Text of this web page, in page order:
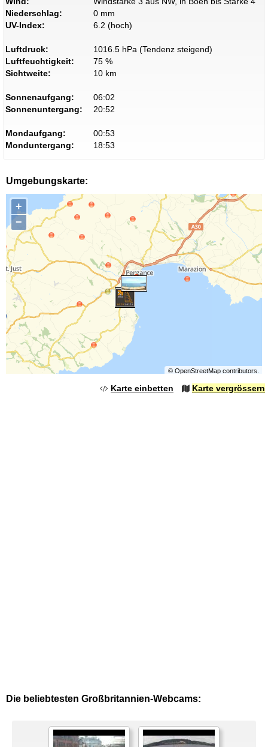
Niederschlag:
0 mm
UV-Index:
6.2 (hoch)
Luftdruck:
1016.5 hPa (Tendenz steigend)
Luftfeuchtigkeit:
75 %
Sichtweite:
10 km
Sonnenaufgang:
06:02
Sonnenuntergang:
20:52
Mondaufgang:
00:53
Monduntergang:
18:53
Umgebungskarte:
+
−
© OpenStreetMapcontributors.
Karte einbetten Karte vergrössern
Die beliebtesten Großbritannien-Webcams: